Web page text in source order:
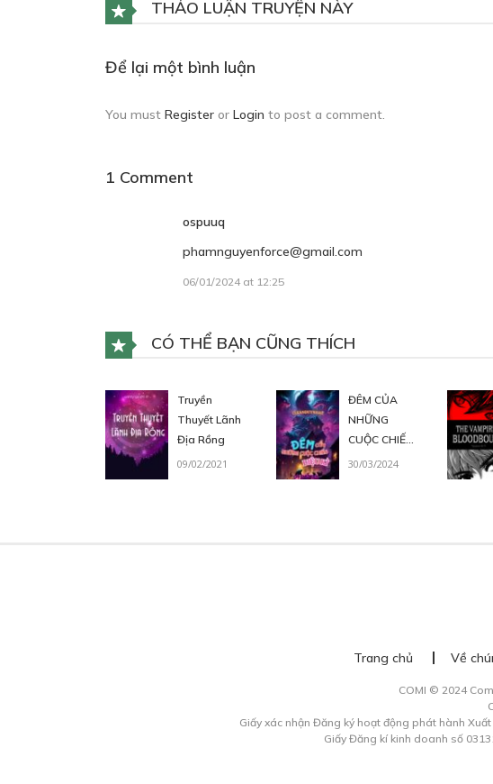
CHƯƠNG
CHƯƠNG
THẢO LUẬN TRUYỆN NÀY
Để lại một bình luận
You must Register or Login to post a comment.
1 Comment
ospuuq
phamnguyenforce@gmail.com
06/01/2024 at 12:25
CÓ THỂ BẠN CŨNG THÍCH
Truyền
Thuyết Lãnh
Địa Rồng
09/02/2021
ĐÊM CỦA
NHỮNG
CUỘC CHIẾN
DIỆU KÌ
30/03/2024
Trang chủ Về
COMI © 2024
Giấy xác nhận Đăng ký hoạt động phát hành
Giấy Đăng kí kinh doanh số